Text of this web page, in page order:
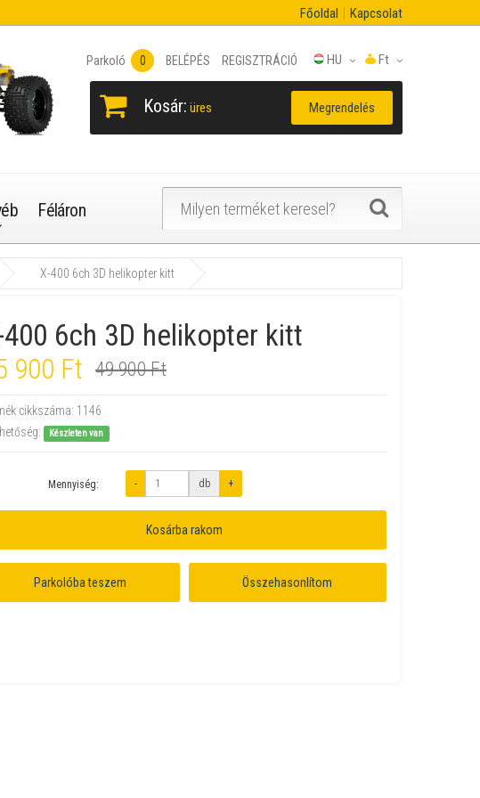
Főoldal Kapcsolat
Ft
HU
Parkoló 0 BELÉPÉS REGISZTRÁCIÓ
Kosár: üres Megrendelés
Féláron
X-400 6ch 3D helikopter kitt
400 6ch 3D helikopter kitt
900 Ft 49 900 Ft
cikkszáma: 1146
Készleten van
Mennyiség: - db +
Kosárba rakom
Parkolóba teszem Összehasonlítom